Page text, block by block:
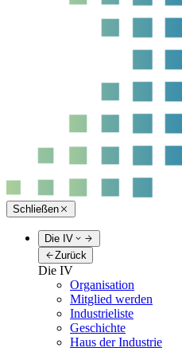
Schließen
Die IV
Zurück
Die IV
Organisation
Mitglied werden
Industrieliste
Geschichte
Haus der Industrie